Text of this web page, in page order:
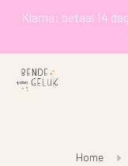
Klarna: betaal 14
Home